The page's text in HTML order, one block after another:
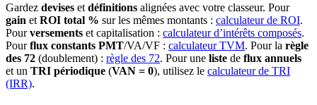
Gardez devises et définitions alignées avec votre classeur. Pour
gain et ROI total % sur les mêmes montants : calculateur de ROI.
Pourversements et capitalisation : calculateur d’intérêts composés.
Pourflux constants PMT/VA/VF : calculateur TVM. Pour la règle
des 72 (doublement) : règle des 72. Pour une liste de flux annuels
et un TRI périodique (VAN = 0), utilisez le calculateur de TRI
(IRR).